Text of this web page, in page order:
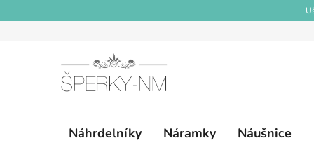
na
Náhrdelníky Náramky Náušnice